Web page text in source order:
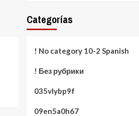
Categorías
! No category 10-2 Spanish
! Без рубрики
035vlybp9f
09en5a0h67